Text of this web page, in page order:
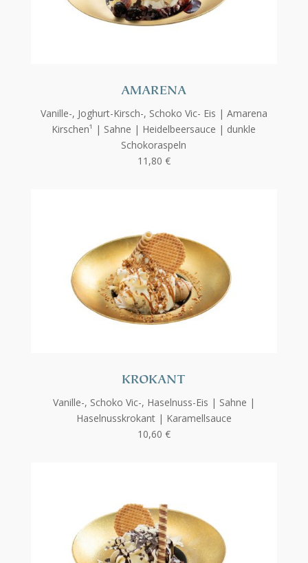
AMARENA
Vanille-, Joghurt-Kirsch-, Schoko Vic- Eis | Amarena
Kirschen¹ | Sahne | Heidelbeersauce | dunkle
Schokoraspeln
11,80 €
KROKANT
Vanille-, Schoko Vic-, Haselnuss-Eis | Sahne |
Haselnusskrokant | Karamellsauce
10,60 €